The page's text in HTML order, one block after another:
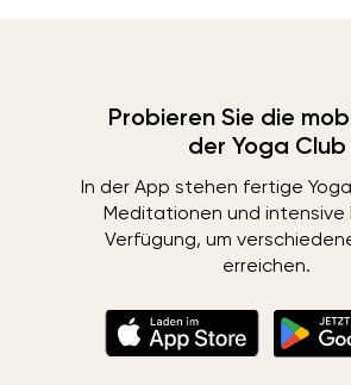
Probieren Sie die
der Yoga Club
In der App stehen fertige
Meditationen und intensive
Verfügung, um
erreichen.